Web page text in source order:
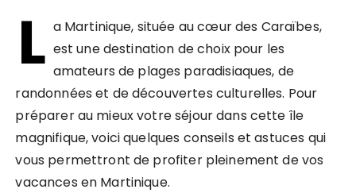
L a Martinique, située au cœur des Caraïbes,
est une destination de choix pour les
amateurs de plages paradisiaques, de
randonnées et de découvertes culturelles. Pour
préparer au mieux votre séjour dans cette île
magnifique, voici quelques conseils et astuces qui
vous permettront de profiter pleinement de vos
vacances en Martinique.